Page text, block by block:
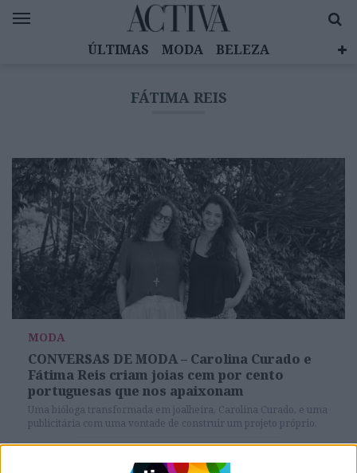
ÚLTIMAS MODA
BELEZA
MULHERES INSPIRADORAS
FÁTIMA REIS
MODA
CONVERSAS DE MODA – Carolina Curado e
Fátima Reis criam joias cem por cento
portuguesas que nos apaixonam
Uma bióloga transformada em joalheira, Carolina Curado, e uma
publicitária com uma vontade de construir um projeto próprio,
Curado.
CONVERSAS DE MODA – Benedita Formosinho, a mulher
que cria peças intemporais e não segue tendências